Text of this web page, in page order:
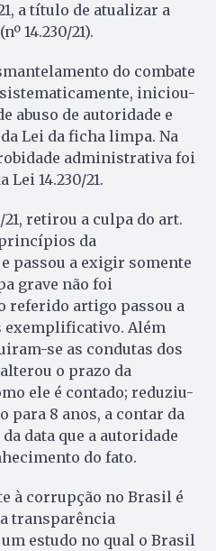
a título de atualizar a
14.230/21).
do combate
iniciou-
abuso de autoridade e
Lei da ficha limpa. Na
administrativa foi
Lei 14.230/21.
21, retirou a culpa do art.
princípios da
passou a exigir somente
grave não foi
referido artigo passou a
exemplificativo. Além
se as condutas dos
o prazo da
ele é contado; reduziu-
para 8 anos, a contar da
data que a autoridade
do fato.
à corrupção no Brasil é
transparência
estudo no qual o Brasil